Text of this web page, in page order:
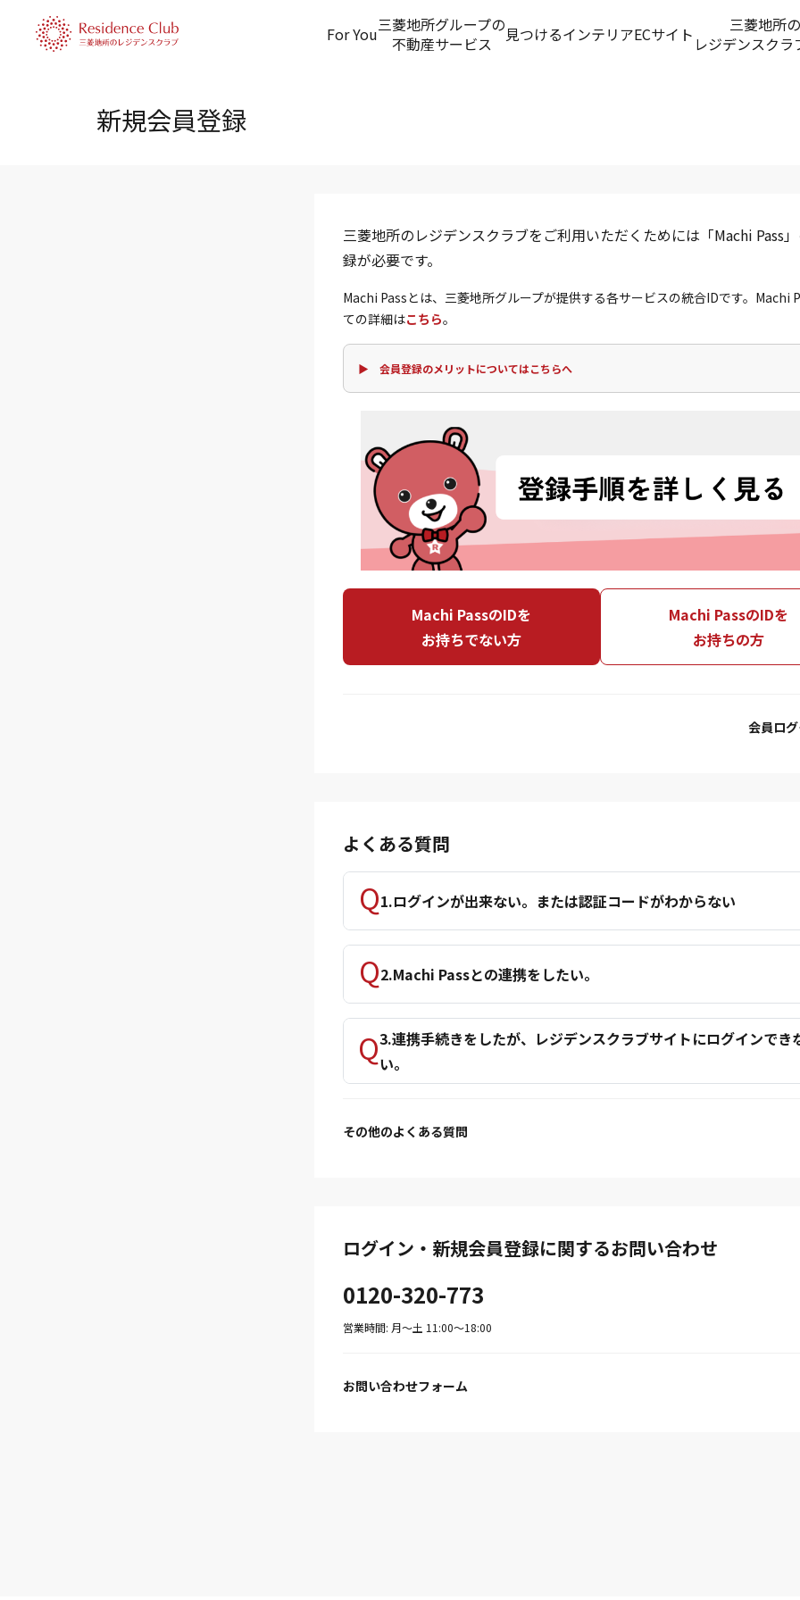
For You三菱地所グループの
不動産サービス
見つけるインテリアECサイト
三菱地所の
レジデンスクラ
新規会員登録
三菱地所のレジデンスクラブをご利用いただくためには「Machi Pass
録が必要です。
Machi Passとは、三菱地所グループが提供する各サービスの統合IDです。Machi
ての詳細はこちら。
▶ 会員登録のメリットについてはこちらへ
Machi PassのIDを
お持ちでない方
Machi PassのIDを
お持ちの方
会員ロ
よくある質問
1.ログインが出来ない。または認証コードがわからない
2.Machi Passとの連携をしたい。
3.連携手続きをしたが、レジデンスクラブサイトにログインでき
い。
その他のよくある質問
ログイン・新規会員登録に関するお問い合わせ
0120-320-773
営業時間: 月〜土 11:00〜18:00
お問い合わせフォーム